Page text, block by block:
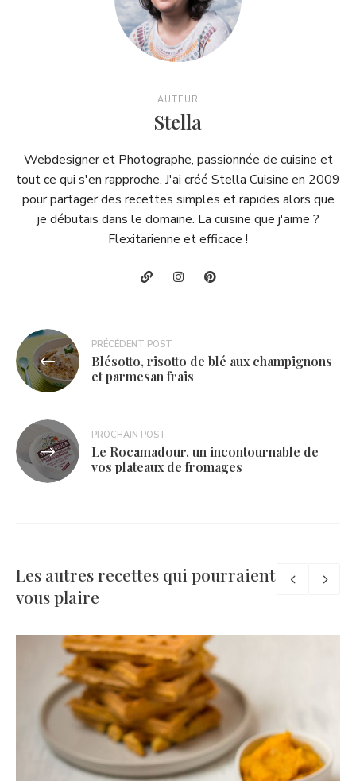
AUTEUR
Stella
Webdesigner et Photographe, passionnée de cuisine et
tout ce qui s'en rapproche. J'ai créé Stella Cuisine en 2009
pour partager des recettes simples et rapides alors que
je débutais dans le domaine. La cuisine que j'aime ?
Flexitarienne et efficace !
Navigation
de
l’article
PRÉCÉDENT POST
Blésotto, risotto de blé aux champignons
et parmesan frais
PROCHAIN POST
Le Rocamadour, un incontournable de
vos plateaux de fromages
Les autres recettes qui pourraient
vous plaire